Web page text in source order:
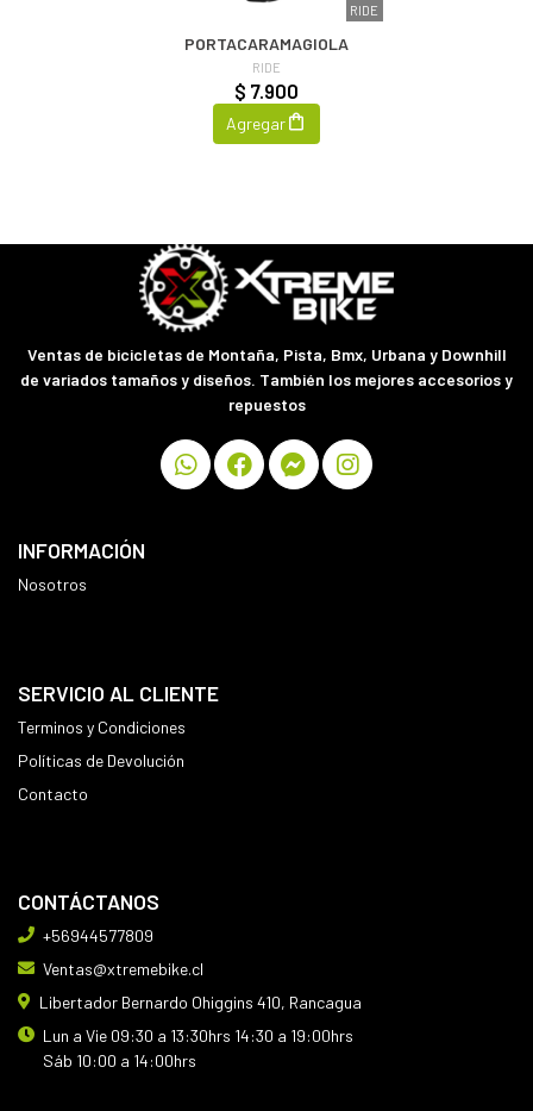
RIDE
PORTACARAMAGIOLA
RIDE
$ 7.900
Agregar
Ventas de bicicletas de Montaña, Pista, Bmx, Urbana y Downhill
de variados tamaños y diseños. También los mejores accesorios y
repuestos
INFORMACIÓN
Nosotros
SERVICIO AL CLIENTE
Terminos y Condiciones
Políticas de Devolución
Contacto
CONTÁCTANOS
+56944577809
Ventas@xtremebike.cl
Libertador Bernardo Ohiggins 410, Rancagua
Lun a Vie 09:30 a 13:30hrs 14:30 a 19:00hrs
Sáb 10:00 a 14:00hrs